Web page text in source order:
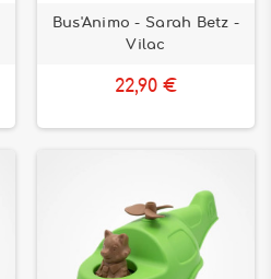
Bus'Animo - Sarah Betz -
Vilac
22,90 €